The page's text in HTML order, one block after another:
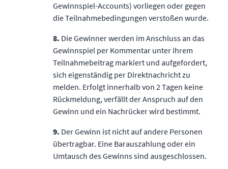
Gewinnspiel-Accounts) vorliegen oder gegen
die Teilnahmebedingungen verstoßen wurde.
8. Die Gewinner werden im Anschluss an das
Gewinnspiel per Kommentar unter ihrem
Teilnahmebeitrag markiert und aufgefordert,
sich eigenständig per Direktnachricht zu
melden. Erfolgt innerhalb von 2 Tagen keine
Rückmeldung, verfällt der Anspruch auf den
Gewinn und ein Nachrücker wird bestimmt.
9. Der Gewinn ist nicht auf andere Personen
übertragbar. Eine Barauszahlung oder ein
Umtausch des Gewinns sind ausgeschlossen.